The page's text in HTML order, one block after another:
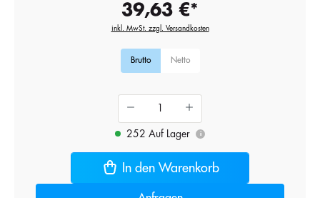
39,63 €*
inkl. MwSt. zzgl. Versandkosten
Brutto Netto
252 Auf Lager i
In den Warenkorb